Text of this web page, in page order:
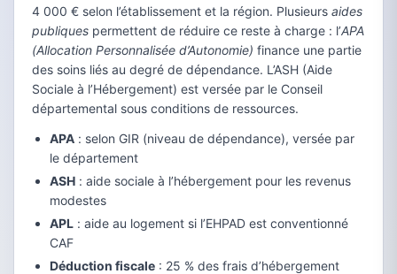
4 000 € selon l’établissement et la région. Plusieurs aides
publiques permettent de réduire ce reste à charge : l’APA
(Allocation Personnalisée d’Autonomie) finance une partie
des soins liés au degré de dépendance. L’ASH (Aide
Sociale à l’Hébergement) est versée par le Conseil
départemental sous conditions de ressources.
APA : selon GIR (niveau de dépendance), versée par
le département
ASH : aide sociale à l’hébergement pour les revenus
modestes
APL : aide au logement si l’EHPAD est conventionné
CAF
Déduction fiscale : 25 % des frais d’hébergement